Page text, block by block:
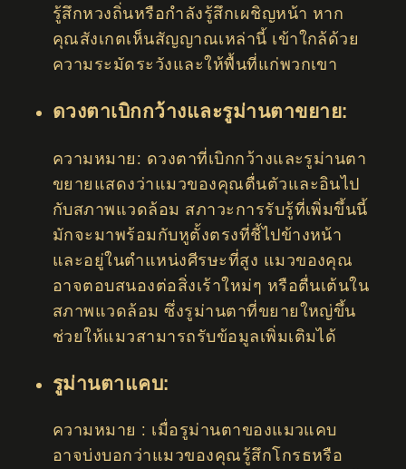
รู้สึกหวงถิ่นหรือกำลังรู้สึกเผชิญหน้า หาก
คุณสังเกตเห็นสัญญาณเหล่านี้ เข้าใกล้ด้วย
ความระมัดระวังและให้พื้นที่แก่พวกเขา
ดวงตาเบิกกว้างและรูม่านตาขยาย:
ความหมาย: ดวงตาที่เบิกกว้างและรูม่านตา
ขยายแสดงว่าแมวของคุณตื่นตัวและอินไป
กับสภาพแวดล้อม สภาวะการรับรู้ที่เพิ่มขึ้นนี้
มักจะมาพร้อมกับหูตั้งตรงที่ชี้ไปข้างหน้า
และอยู่ในตำแหน่งศีรษะที่สูง แมวของคุณ
อาจตอบสนองต่อสิ่งเร้าใหม่ๆ หรือตื่นเต้นใน
สภาพแวดล้อม ซึ่งรูม่านตาที่ขยายใหญ่ขึ้น
ช่วยให้แมวสามารถรับข้อมูลเพิ่มเติมได้
รูม่านตาแคบ:
ความหมาย : เมื่อรูม่านตาของแมวแคบ
อาจบ่งบอกว่าแมวของคุณรู้สึกโกรธหรือ